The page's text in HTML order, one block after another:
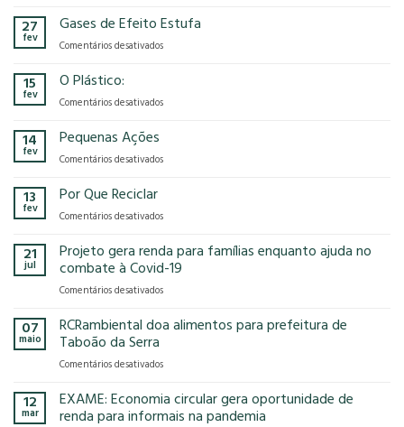
impacto
o
tem
RCRambiental
presença
e
2025!
27
fev
Gases de Efeito Estufa
Comentários desativadosem
Estufa
15
fev
O Plástico:
Comentários desativadosem
14
fev
Pequenas Ações
Comentários desativadosem
13
fev
Por Que Reciclar
Comentários desativadosem
Que
Reciclar
21
jul
Projeto gera renda para famílias enquanto ajuda no
combate à Covid-19
Comentários desativadosem
gera
famílias
ajuda
no
07
maio
RCRambiental doa alimentos para prefeitura de
Taboão da Serra
Comentários desativadosem
doa
alimentos
12
mar
EXAME: Economia circular gera oportunidade de
renda para informais na pandemia